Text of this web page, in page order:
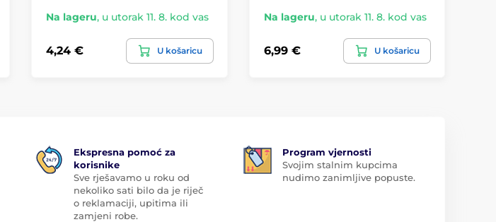
Na lageru, u utorak 11. 8. kod vas
4,24 € U košaricu
Na lageru, u utorak 11. 8. kod vas
6,99 € U košaricu
Ekspresna pomoć za
korisnike
Sve rješavamo u roku od
nekoliko sati bilo da je riječ
o reklamaciji, upitima ili
zamjeni robe.
Program vjernosti
Svojim stalnim kupcima
nudimo zanimljive popuste.